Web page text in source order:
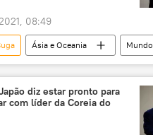
08:49
Ásia e Oceania
Mundo
Japão
China
invasão
Joe Biden
diz estar pronto para
com líder da Coreia do